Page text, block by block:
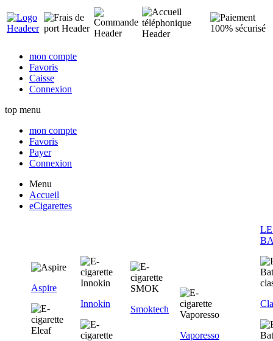
mon compte
Favoris
Caisse
Connexion
top menu
mon compte
Favoris
Payer
Connexion
Menu
Accueil
eCigarettes
Aspire
Innokin
Smoktech
Vaporesso